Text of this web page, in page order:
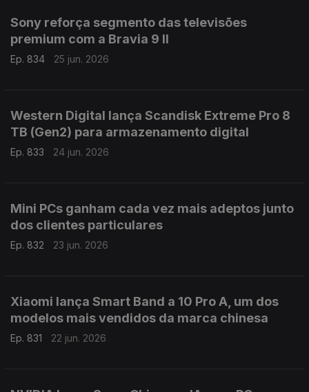
Sony reforça segmento das televisões
premium com a Bravia 9 II
Ep. 834 25 jun. 2026
Western Digital lança Scandisk Extreme Pro 8
TB (Gen2) para armazenamento digital
Ep. 833 24 jun. 2026
Mini PCs ganham cada vez mais adeptos junto
dos clientes particulares
Ep. 832 23 jun. 2026
Xiaomi lança Smart Band a 10 Pro A, um dos
modelos mais vendidos da marca chinesa
Ep. 831 22 jun. 2026